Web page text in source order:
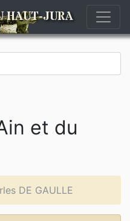
HAUT-JURA
et du
DE GAULLE